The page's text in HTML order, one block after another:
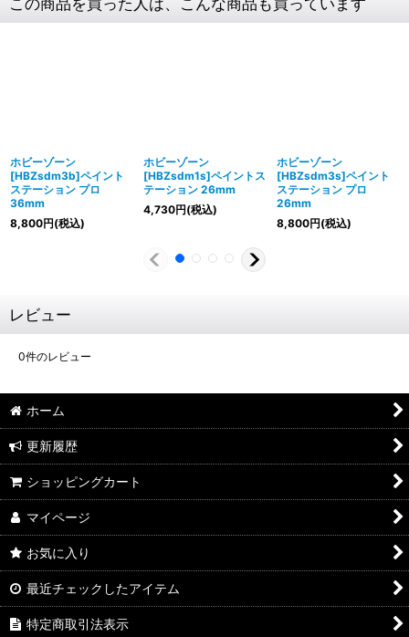
ホビーゾーン
[HBZsdm3b]ペイント
ステーション プロ
36mm
8,800円(税込)
ホビーゾーン
[HBZsdm1s]ペイントス
テーション 26mm
4,730円(税込)
ホビーゾーン
[HBZsdm3s]ペイント
ステーション プロ
26mm
8,800円(税込)
レビュー
0件のレビュー
ホーム
更新履歴
ショッピングカート
マイページ
お気に入り
最近チェックしたアイテム
特定商取引法表示